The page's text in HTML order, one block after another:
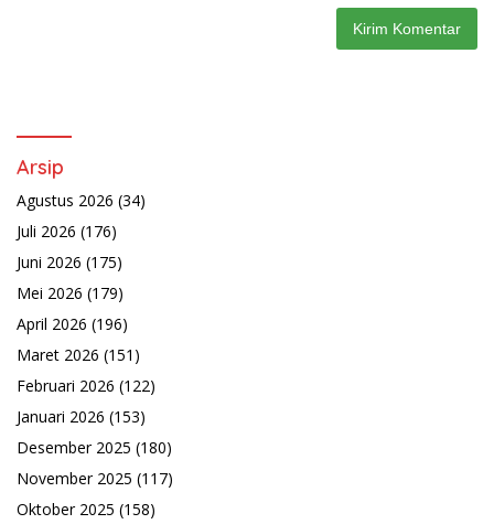
Arsip
Agustus 2026 (34)
Juli 2026 (176)
Juni 2026 (175)
Mei 2026 (179)
April 2026 (196)
Maret 2026 (151)
Februari 2026 (122)
Januari 2026 (153)
Desember 2025 (180)
November 2025 (117)
Oktober 2025 (158)